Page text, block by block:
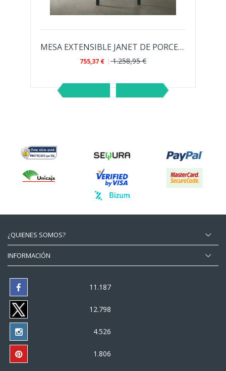
MESA EXTENSIBLE JANET DE PORCELANICO
755,37 € 1.258,95 €
¿QUIENES SOMOS?
INFORMACIÓN
11.187
12.798
4.526
1.806